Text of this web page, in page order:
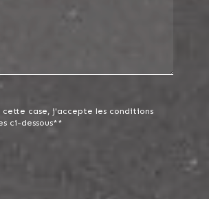
cette case, j'accepte les conditions
ci-dessous**